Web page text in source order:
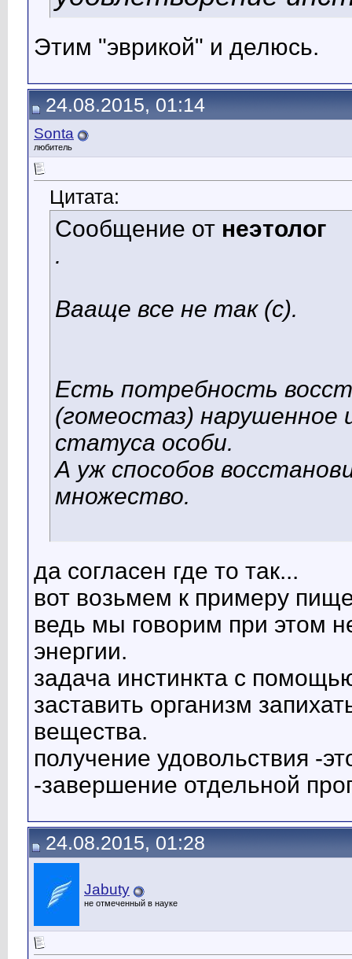
Этим "эврикой" и делюсь.
24.08.2015, 01:14
Sonta
любитель
Цитата:
Сообщение от неэтолог
.
Вааще все не так (с).
Есть потребность
(гомеостаз) нарушенное
статуса особи.
А уж способов
множество.
да согласен где то так...
вот возьмем к примеру
ведь мы говорим при этом
энергии.
задача инстинкта с
заставить организм
вещества.
получение удовольствия -
-завершение отдельной
24.08.2015, 01:28
Jabuty
не отмеченный в науке